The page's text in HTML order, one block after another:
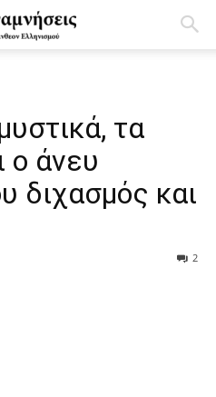
τα
ο άνευ
διχασμός και
2